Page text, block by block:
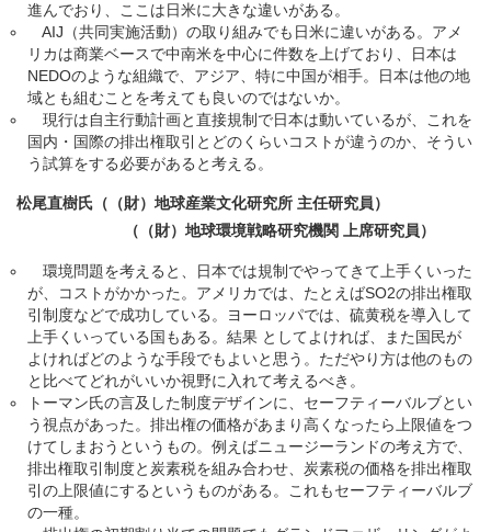
進んでおり、ここは日米に大きな違いがある。
AIJ（共同実施活動）の取り組みでも日米に違いがある。アメ
リカは商業ベースで中南米を中心に件数を上げており、日本は
NEDOのような組織で、アジア、特に中国が相手。日本は他の地
域とも組むことを考えても良いのではないか。
現行は自主行動計画と直接規制で日本は動いているが、これを
国内・国際の排出権取引とどのくらいコストが違うのか、そうい
う試算をする必要があると考える。
松尾直樹氏（（財）地球産業文化研究所 主任研究員）
（（財）地球環境戦略研究機関 上席研究員）
環境問題を考えると、日本では規制でやってきて上手くいった
が、コストがかかった。アメリカでは、たとえばSO2の排出権取
引制度などで成功している。ヨーロッパでは、硫黄税を導入して
上手くいっている国もある。結果 としてよければ、また国民が
よければどのような手段でもよいと思う。ただやり方は他のもの
と比べてどれがいいか視野に入れて考えるべき。
トーマン氏の言及した制度デザインに、セーフティーバルブとい
う視点があった。排出権の価格があまり高くなったら上限値をつ
けてしまおうというもの。例えばニュージーランドの考え方で、
排出権取引制度と炭素税を組み合わせ、炭素税の価格を排出権取
引の上限値にするというものがある。これもセーフティーバルブ
の一種。